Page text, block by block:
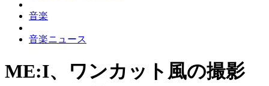
音楽
音楽ニュース
ME:I、ワンカット風の撮影